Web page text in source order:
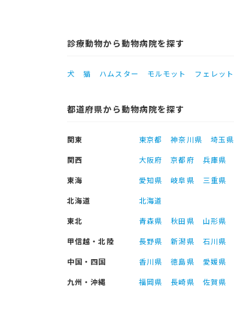
診療動物から動物病院を探す
犬 猫 ハムスター モルモット フェレット
都道府県から動物病院を探す
関東 東京都 神奈川県 埼玉県
関西
大阪府 京都府 兵庫県
東海
愛知県 岐阜県 三重県
北海道
北海道
東北
青森県 秋田県 山形県
甲信越・北陸
長野県 新潟県 石川県
中国・四国
香川県 徳島県 愛媛県
九州・沖縄
福岡県 長崎県 佐賀県